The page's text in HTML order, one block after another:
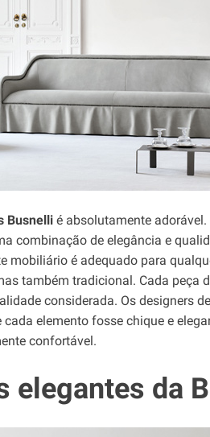
Busnelli é absolutamente
combinação de elegância e
mobiliário é adequado para
também tradicional. Cada peça
considerada. Os designers
elemento fosse chique e
confortável.
elegantes da